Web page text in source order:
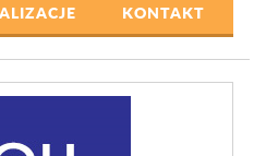
KONTAKT